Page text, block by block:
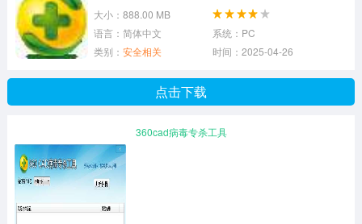
模拟经营
大小：888.00 MB
语言：简体中文
系统：PC
类别： 安全相关 时间：2025-04-26
点击下载
360cad病毒专杀工具